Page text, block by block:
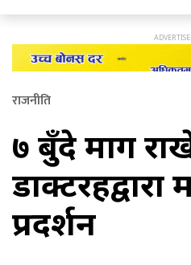
राजनीति
७ बुँदे माग
प्रदर्शन